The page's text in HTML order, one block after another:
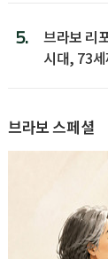
5.
브라보 리
시대, 73세
브라보 스페셜